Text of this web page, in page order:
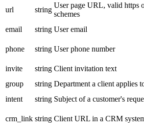
url
string
User page URL, valid https
schemes
email
string User email
phone
string User phone number
invite
string Client invitation text
group
string Department a client applies
intent
string Subject of a customer's
crm_link string Client URL in a CRM